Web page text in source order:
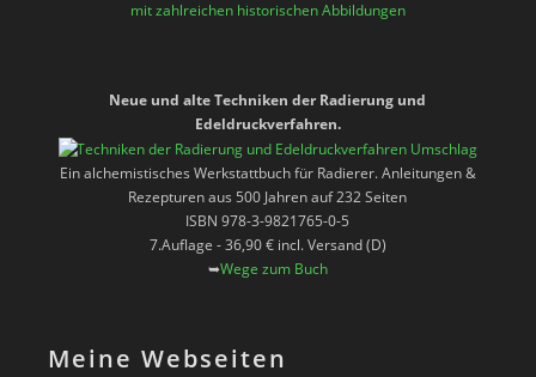
mit zahlreichen historischen Abbildungen
Neue und alte Techniken der Radierung und
Edeldruckverfahren.
Ein alchemistisches Werkstattbuch für Radierer. Anleitungen &
Rezepturen aus 500 Jahren auf 232 Seiten
ISBN 978-3-9821765-0-5
7.Auflage - 36,90 € incl. Versand (D)
➥Wege zum Buch
Meine Webseiten